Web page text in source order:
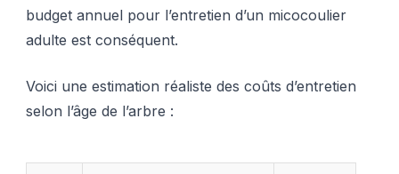
budget annuel pour l’entretien d’un micocoulier
adulte est conséquent.
Voici une estimation réaliste des coûts d’entretien
selon l’âge de l’arbre :